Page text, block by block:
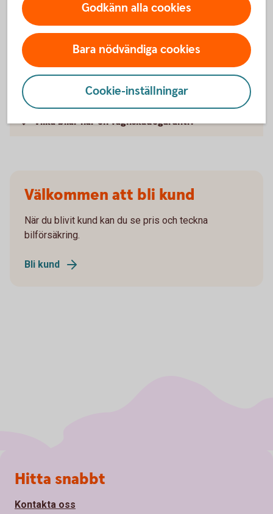
Om man övningskör och olyckan är framme,
täcker bilförsäkringen då?
Gäller bilförsäkringen utanför Sverige?
Täcker försäkringen viltolyckor?
Vilka bilar har en vagnskadegaranti?
Välkommen att bli kund
När du blivit kund kan du se pris och teckna
bilförsäkring.
Bli kund
Godkänn alla cookies
Bara nödvändiga cookies
Cookie-inställningar
Sidfot
Hitta snabbt
Kontakta oss